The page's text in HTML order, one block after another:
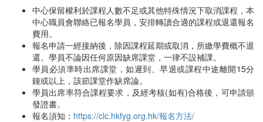
中心保留權利於課程人數不足或其他特殊情況下取消課程，本
中心職員會聯絡已報名學員，安排轉讀合適的課程或退還報名
費用。
報名申請一經接納後，除因課程延期或取消，所繳學費概不退
還。學員不論因任何原因缺席課堂，一律不設補課。
學員必須準時出席課堂，如遲到、早退或課程中途離開15分
鐘或以上，該節課堂作缺席論。
學員出席率符合課程要求，及經考核(如有)合格後，可申請頒
發證書。
報名須知： https://clc.hkfyg.org.hk/報名方法/